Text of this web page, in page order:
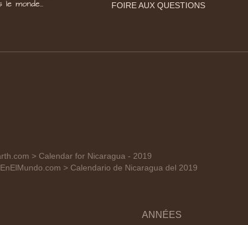
FOIRE AUX QUESTIONS
> Calendar for Nicaragua - 2019
> Calendario de Nicaragua del 2019
ANNÉES